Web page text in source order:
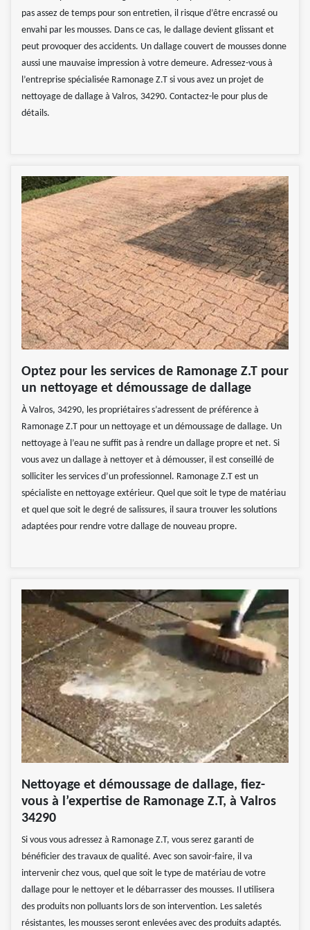
pas assez de temps pour son entretien, il risque d’être encrassé ou
envahi par les mousses. Dans ce cas, le dallage devient glissant et
peut provoquer des accidents. Un dallage couvert de mousses donne
aussi une mauvaise impression à votre demeure. Adressez-vous à
l’entreprise spécialisée Ramonage Z.T si vous avez un projet de
nettoyage de dallage à Valros, 34290. Contactez-le pour plus de
détails.
Optez pour les services de Ramonage Z.T pour
un nettoyage et démoussage de dallage
À Valros, 34290, les propriétaires s’adressent de préférence à
Ramonage Z.T pour un nettoyage et un démoussage de dallage. Un
nettoyage à l’eau ne suffit pas à rendre un dallage propre et net. Si
vous avez un dallage à nettoyer et à démousser, il est conseillé de
solliciter les services d’un professionnel. Ramonage Z.T est un
spécialiste en nettoyage extérieur. Quel que soit le type de matériau
et quel que soit le degré de salissures, il saura trouver les solutions
adaptées pour rendre votre dallage de nouveau propre.
Nettoyage et démoussage de dallage, fiez-
vous à l’expertise de Ramonage Z.T, à Valros
34290
Si vous vous adressez à Ramonage Z.T, vous serez garanti de
bénéficier des travaux de qualité. Avec son savoir-faire, il va
intervenir chez vous, quel que soit le type de matériau de votre
dallage pour le nettoyer et le débarrasser des mousses. Il utilisera
des produits non polluants lors de son intervention. Les saletés
résistantes, les mousses seront enlevées avec des produits adaptés.